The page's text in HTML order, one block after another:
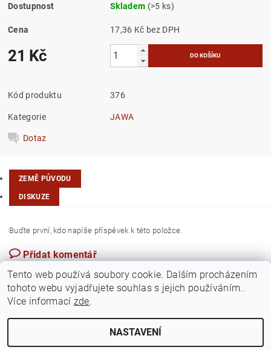
Dostupnost Skladem (>5 ks)
Cena 17,36 Kč bez DPH
21 Kč
Kód produktu 376
Kategorie JAWA
Dotaz
ZEMĚ PŮVODU
DISKUZE
Buďte první, kdo napíše příspěvek k této položce.
Přidat komentář
Tento web používá soubory cookie. Dalším procházením
tohoto webu vyjadřujete souhlas s jejich používáním..
Více informací zde.
NASTAVENÍ